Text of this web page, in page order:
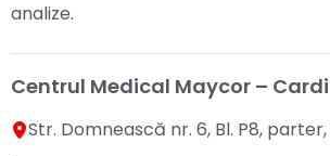
analize.
Centrul Medical Maycor –
Str. Domnească nr. 6, Bl. P8,